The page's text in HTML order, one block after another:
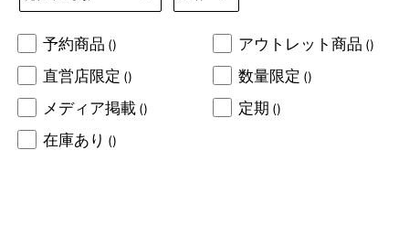
予約商品 () アウトレット商品 ()
直営店限定 () 数量限定 ()
メディア掲載 () 定期 ()
在庫あり ()